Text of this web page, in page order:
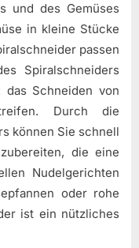
und des Gemüses
in kleine Stücke
passen
Spiralschneiders
Schneiden von
Durch die
können Sie schnell
die eine
Nudelgerichten
oder rohe
ist ein nützliches